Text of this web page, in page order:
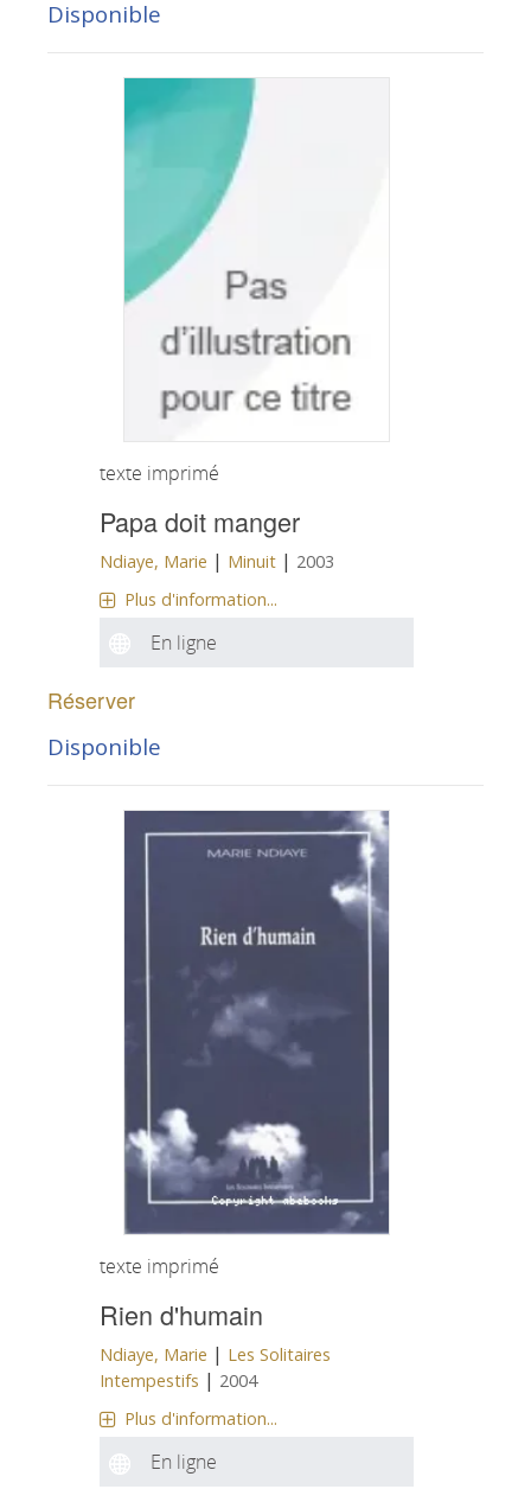
Disponible
texte imprimé
Papa doit manger
Ndiaye, Marie | Minuit | 2003
Plus d'information...
En ligne
Réserver
Disponible
texte imprimé
Rien d'humain
Ndiaye, Marie | Les Solitaires
Intempestifs | 2004
Plus d'information...
En ligne